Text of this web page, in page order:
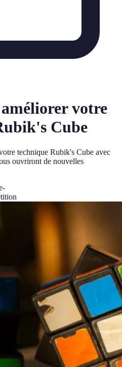
votre
Cube
technique Rubik's Cube avec
ouvriront de nouvelles